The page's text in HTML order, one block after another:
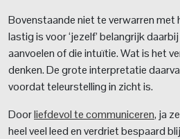
Bovenstaande niet te verwarren met
lastig is voor ‘jezelf’ belangrijk
aanvoelen of die intuïtie. Wat is het
denken. De grote interpretatie
voordat teleurstelling in zicht is.
Doorliefdevol te communiceren, ja
heel veel leed en verdriet bespaard